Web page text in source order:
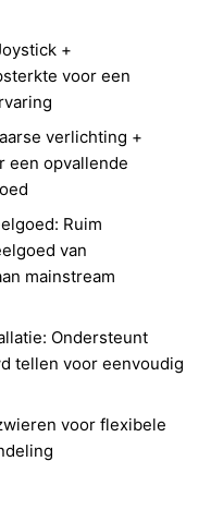
+
voor een
verlichting +
een opvallende
Ruim
van
mainstream
Ondersteunt
tellen voor eenvoudig
voor flexibele